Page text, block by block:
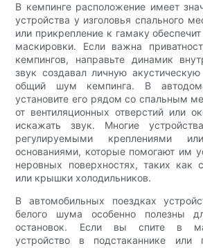
В кемпинге расположение имеет
устройства у изголовья спального
или прикрепление к гамаку
маскировки. Если важна
кемпингов, направьте динамик
звук создавал личную
общий шум кемпинга. В
установите его рядом со спальным
от вентиляционных отверстий или
искажать звук. Многие
регулируемыми креплениями
основаниями, которые помогают им
неровных поверхностях, таких как
или крышки холодильников.
В автомобильных поездках
белого шума особенно полезны
остановок. Если вы спите в
устройство в подстаканнике или